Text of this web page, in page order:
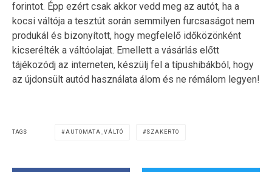
forintot. Épp ezért csak akkor vedd meg az autót, ha a
kocsi váltója a tesztút során semmilyen furcsaságot nem
produkál és bizonyított, hogy megfelelő időközönként
kicserélték a váltóolajat. Emellett a vásárlás előtt
tájékozódj az interneten, készülj fel a típushibákból, hogy
az újdonsült autód használata álom és ne rémálom legyen!
TAGS AUTOMATA_VÁLTÓ SZAKERTO